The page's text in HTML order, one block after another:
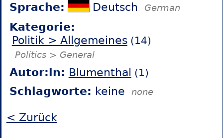
Sprache:
Deutsch German
Kategorie:
Politik > Allgemeines(14)
Politics > General
Autor:in: Blumenthal (1)
Schlagworte: keine none
< Zurück